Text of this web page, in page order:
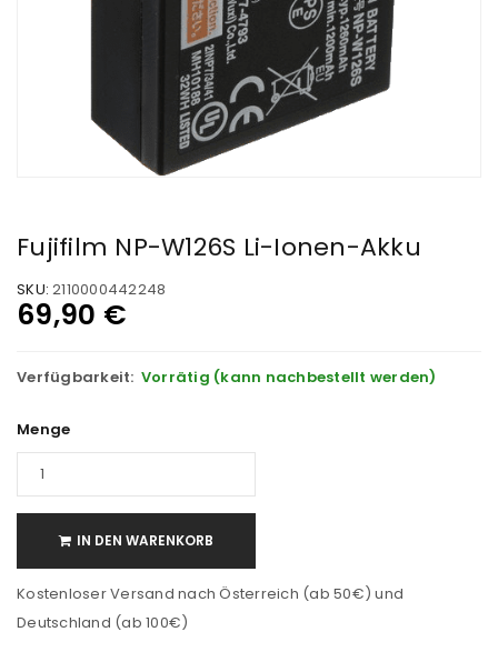
Fujifilm NP-W126S Li-Ionen-Akku
SKU: 2110000442248
69,90 €
Verfügbarkeit: Vorrätig (kann nachbestellt werden)
Menge
IN DEN WARENKORB
Kostenloser Versand nach Österreich (ab 50€) und
Deutschland (ab 100€)